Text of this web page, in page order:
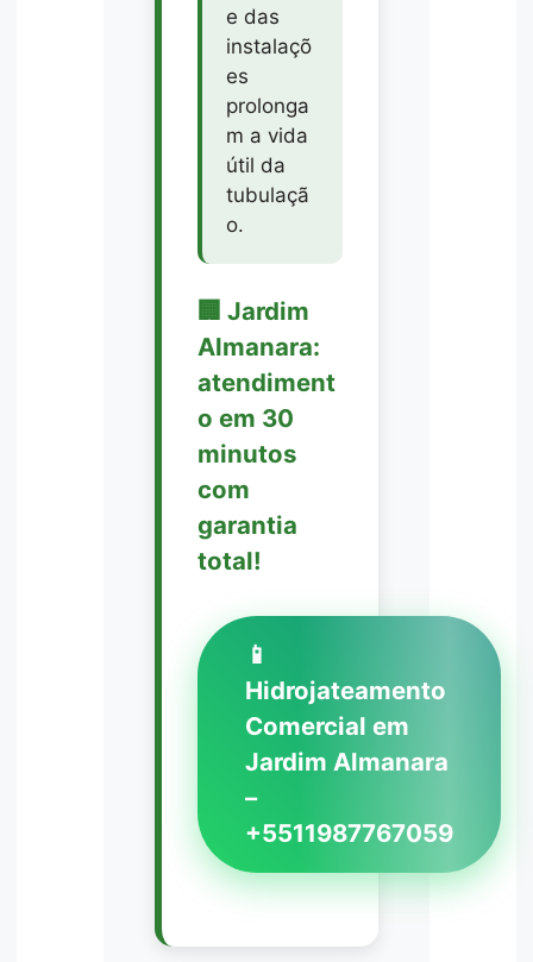
e das
instalaçõ
es
prolonga
m a vida
útil da
tubulaçã
o.
🏢 Jardim
Almanara:
atendiment
o em 30
minutos
com
garantia
total!
📱
Hidrojateamento
Comercial em
Jardim Almanara
–
+5511987767059